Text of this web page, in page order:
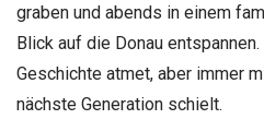
graben und abends in einem
Blick auf die Donau
Geschichte atmet, aber immer
nächste Generation schielt.